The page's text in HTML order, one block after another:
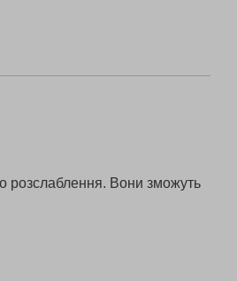
розслаблення. Вони зможуть